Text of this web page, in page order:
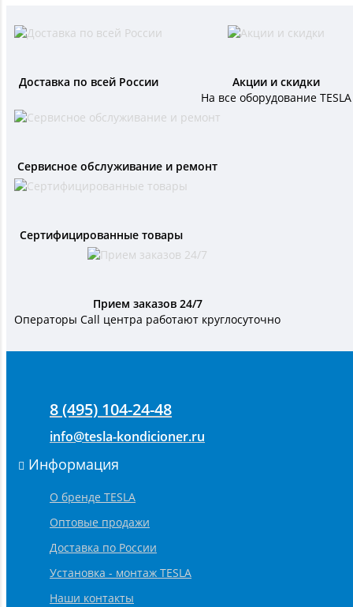
Доставка по всей России
Акции и скидки
На все оборудование TESLA
Сервисное обслуживание и ремонт
Сертифицированные товары
Прием заказов 24/7
Операторы Call центра работают круглосуточно
8 (495) 104-24-48
info@tesla-kondicioner.ru
Информация
О бренде TESLA
Оптовые продажи
Доставка по России
Установка - монтаж TESLA
Наши контакты